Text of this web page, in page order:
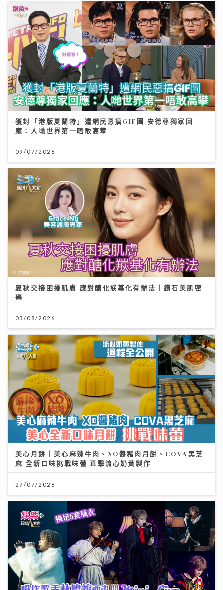
獲封「港版夏蘭特」遭網民惡搞GIF圖 安德尊獨家回
應：人哋世界第一唔敢高攀
09/07/2026
夏秋交接困擾肌膚 應對醣化羰基化有辦法｜鑽石美肌密
碼
03/08/2026
美心月餅｜美心麻辣牛肉、XO醬豬肉月餅、COVA黑芝
麻 全新口味挑戰味蕾 直擊流心奶黃製作
27/07/2026